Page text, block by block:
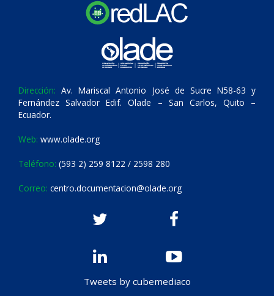
Dirección: Av. Mariscal Antonio José de Sucre N58-63 y
Fernández Salvador Edif. Olade – San Carlos, Quito –
Ecuador.
Web: www.olade.org
Teléfono: (593 2) 259 8122 / 2598 280
Correo: centro.documentacion@olade.org
Tweets by cubemediaco